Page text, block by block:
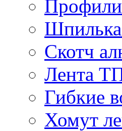
Шпилька
Скотч
Лента
Гибкие
Хомут